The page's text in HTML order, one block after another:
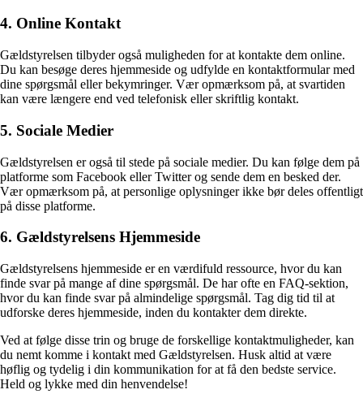
4. Online Kontakt
Gældstyrelsen tilbyder også muligheden for at kontakte dem online.
Du kan besøge deres hjemmeside og udfylde en kontaktformular med
dine spørgsmål eller bekymringer. Vær opmærksom på, at svartiden
kan være længere end ved telefonisk eller skriftlig kontakt.
5. Sociale Medier
Gældstyrelsen er også til stede på sociale medier. Du kan følge dem på
platforme som Facebook eller Twitter og sende dem en besked der.
Vær opmærksom på, at personlige oplysninger ikke bør deles offentligt
på disse platforme.
6. Gældstyrelsens Hjemmeside
Gældstyrelsens hjemmeside er en værdifuld ressource, hvor du kan
finde svar på mange af dine spørgsmål. De har ofte en FAQ-sektion,
hvor du kan finde svar på almindelige spørgsmål. Tag dig tid til at
udforske deres hjemmeside, inden du kontakter dem direkte.
Ved at følge disse trin og bruge de forskellige kontaktmuligheder, kan
du nemt komme i kontakt med Gældstyrelsen. Husk altid at være
høflig og tydelig i din kommunikation for at få den bedste service.
Held og lykke med din henvendelse!